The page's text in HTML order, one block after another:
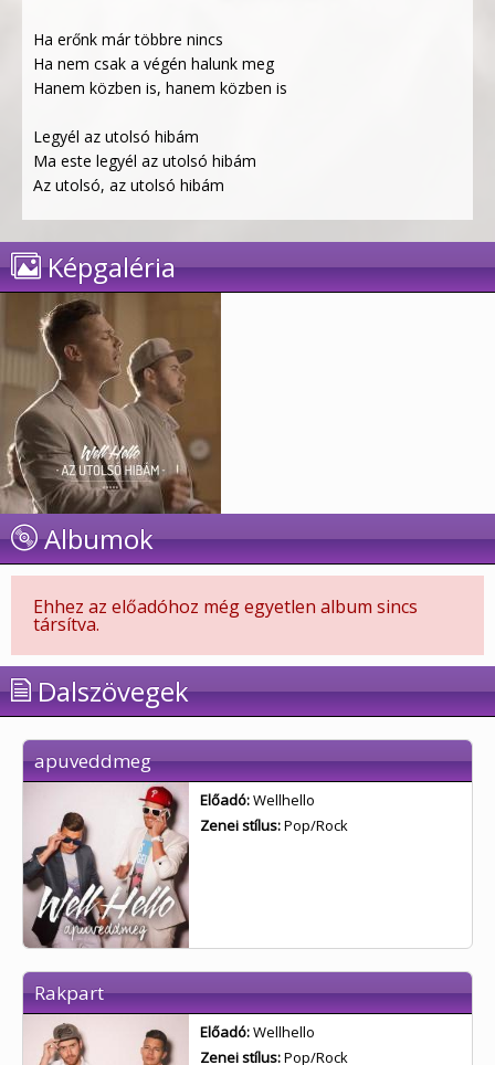
Ha erőnk már többre nincs
Ha nem csak a végén halunk meg
Hanem közben is, hanem közben is
Legyél az utolsó hibám
Ma este legyél az utolsó hibám
Az utolsó, az utolsó hibám
Képgaléria
Albumok
Ehhez az előadóhoz még egyetlen album sincs
társítva.
Dalszövegek
apuveddmeg
Előadó:Wellhello
Zenei stílus:Pop/Rock
Rakpart
Előadó:Wellhello
Zenei stílus:Pop/Rock